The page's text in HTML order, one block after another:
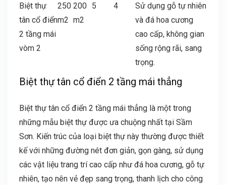
Biệt thự
tân cổ điển
2 tầng mái
vòm 2
250
m2
200
m2
5 4
Sử dụng gỗ tự nhiên
và đá hoa cương
cao cấp, không gian
sống rộng rãi, sang
trọng.
Biệt thự tân cổ điển 2 tầng mái thẳng
Biệt thự tân cổ điển 2 tầng mái thẳng là một trong
những mẫu biệt thự được ưa chuộng nhất tại Sầm
Sơn. Kiến trúc của loại biệt thự này thường được thiết
kế với những đường nét đơn giản, gọn gàng, sử dụng
các vật liệu trang trí cao cấp như đá hoa cương, gỗ tự
nhiên, tạo nên vẻ đẹp sang trọng, thanh lịch cho công